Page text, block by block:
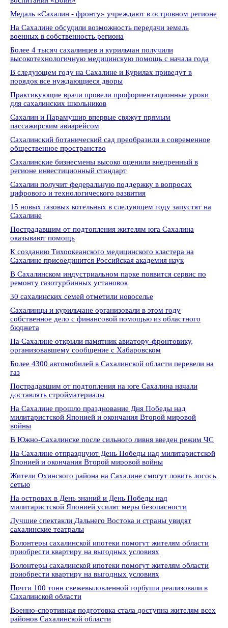
Медаль «Сахалин - фронту» учреждают в островном регионе
На Сахалине обсудили возможность передачи земель
военных в собственность региона
Более 4 тысяч сахалинцев и курильчан получили
высокотехнологичную медицинскую помощь с начала года
В следующем году на Сахалине и Курилах приведут в
порядок все нуждающиеся дворы
Практикующие врачи провели профориентационные уроки
для сахалинских школьников
Сахалин и Парамушир впервые свяжут прямым
пассажирским авиарейсом
Сахалинский ботанический сад преобразили в современное
общественное пространство
Сахалинские бизнесмены высоко оценили внедренный в
регионе инвестиционный стандарт
Сахалин получит федеральную поддержку в вопросах
цифрового и технологического развития
15 новых газовых котельных в следующем году запустят на
Сахалине
Пострадавшим от подтопления жителям юга Сахалина
оказывают помощь
К созданию Тихоокеанского медицинского кластера на
Сахалине присоединится Российская академия наук
В Сахалинском индустриальном парке появится сервис по
ремонту газотурбинных установок
30 сахалинских семей отметили новоселье
Сахалинцы и курильчане организовали в этом году
собственное дело с финансовой помощью из областного
бюджета
На Сахалине открыли памятник авиатору-фронтовику,
организовавшему сообщение с Хабаровском
Более 4300 автомобилей в Сахалинской области перевели на
газ
Пострадавшим от подтопления на юге Сахалина начали
доставлять стройматериалы
На Сахалине прошло празднование Дня Победы над
милитаристской Японией и окончания Второй мировой
войны
В Южно-Сахалинске после сильного ливня введен режим ЧС
На Сахалине отпразднуют День Победы над милитаристской
Японией и окончания Второй мировой войны
Жители Охинского района на Сахалине смогут ловить лосось
сетью
На островах в День знаний и День Победы над
милитаристской Японией усилят меры безопасности
Лучшие спектакли Дальнего Востока и страны увидят
сахалинские театралы
Волонтеры сахалинской ипотеки помогут жителям области
приобрести квартиру на выгодных условиях
Волонтеры сахалинской ипотеки помогут жителям области
приобрести квартиру на выгодных условиях
Почти 100 тонн свежевыловленной горбуши реализовали в
Сахалинской области
Военно-спортивная подготовка стала доступна жителям всех
районов Сахалинской области